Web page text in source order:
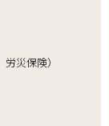
災保険）